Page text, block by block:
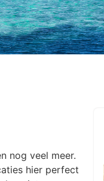
nog veel meer.
hier perfect